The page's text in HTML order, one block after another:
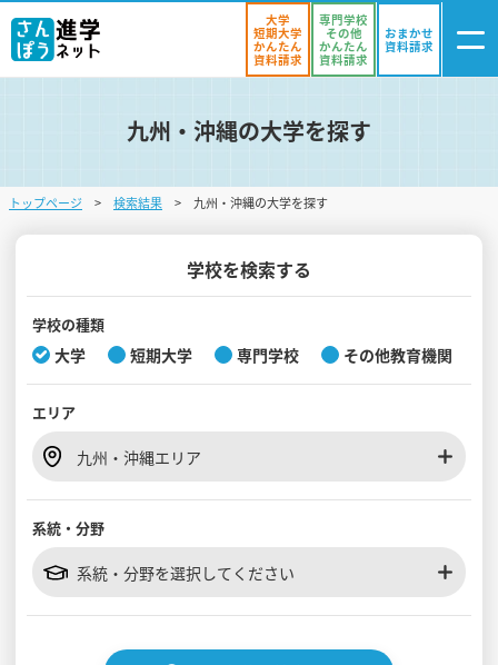
ログイン
・登録
気になる
学校を探す
オープンキャンパスを探す
入試・受験入門
見学会WEB手引書
大学
短期大学
かんたん
資料請求
専門学校
その他
かんたん
資料請求
おまかせ
資料請求
九州・沖縄の大学を探す
トップページ 検索結果 九州・沖縄の大学を探す
学校を検索する
学校の種類
大学 短期大学 専門学校 その他教育機関
エリア
九州・沖縄エリア
系統・分野
系統・分野を選択してください